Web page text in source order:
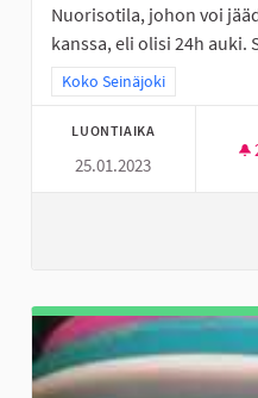
Nuorisotila, johon voi
kanssa, eli olisi 24h auki.
Rajaa tulokset teeman
Koko Seinäjoki
LUONTIAIKA
25.01.2023